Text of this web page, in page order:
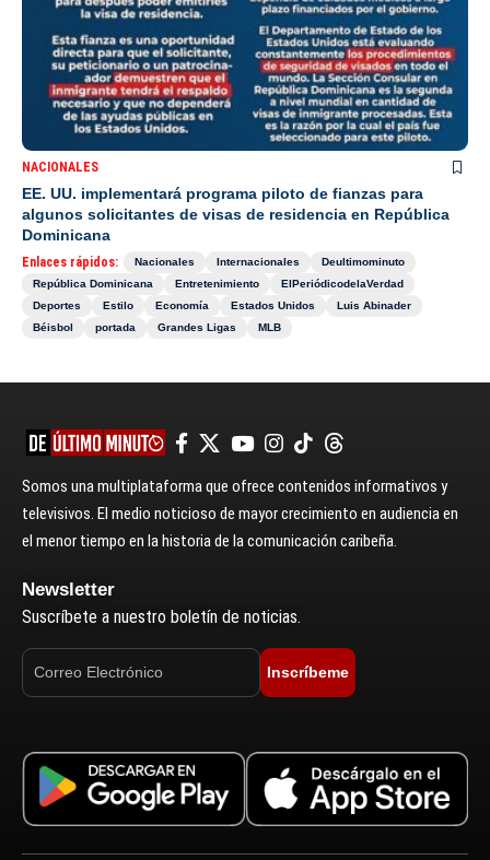
NACIONALES
EE. UU. implementará programa piloto de fianzas para
algunos solicitantes de visas de residencia en República
Dominicana
Enlaces rápidos: Nacionales Internacionales
Deultimominuto
República Dominicana
Entretenimiento
ElPeriódicodelaVerdad
Deportes
Estilo Economía Estados Unidos
Luis Abinader
Béisbol
portada Grandes Ligas MLB
Somos una multiplataforma que ofrece contenidos informativos y
televisivos. El medio noticioso de mayor crecimiento en audiencia en
el menor tiempo en la historia de la comunicación caribeña.
Newsletter
Suscríbete a nuestro boletín de noticias.
Inscríbeme